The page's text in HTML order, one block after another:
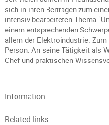
sich in ihren Beiträgen zum
intensiv bearbeiteten Thema
einem entsprechenden
allem der Elektroindustrie.
Person: An seine Tätigkeit als
Chef und praktischen
Information
Related links